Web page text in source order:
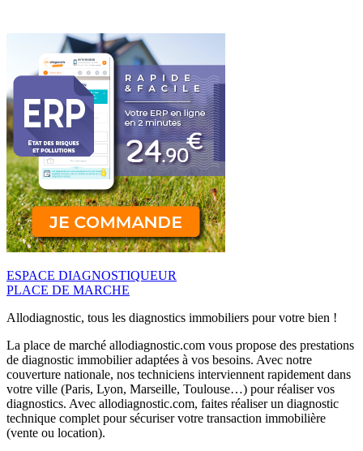
ESPACE DIAGNOSTIQUEUR
PLACE DE MARCHE
Allodiagnostic, tous les diagnostics immobiliers pour votre bien !
La place de marché allodiagnostic.com vous propose des prestations
de diagnostic immobilier adaptées à vos besoins. Avec notre
couverture nationale, nos techniciens interviennent rapidement dans
votre ville (Paris, Lyon, Marseille, Toulouse…) pour réaliser vos
diagnostics. Avec allodiagnostic.com, faites réaliser un diagnostic
technique complet pour sécuriser votre transaction immobilière
(vente ou location).